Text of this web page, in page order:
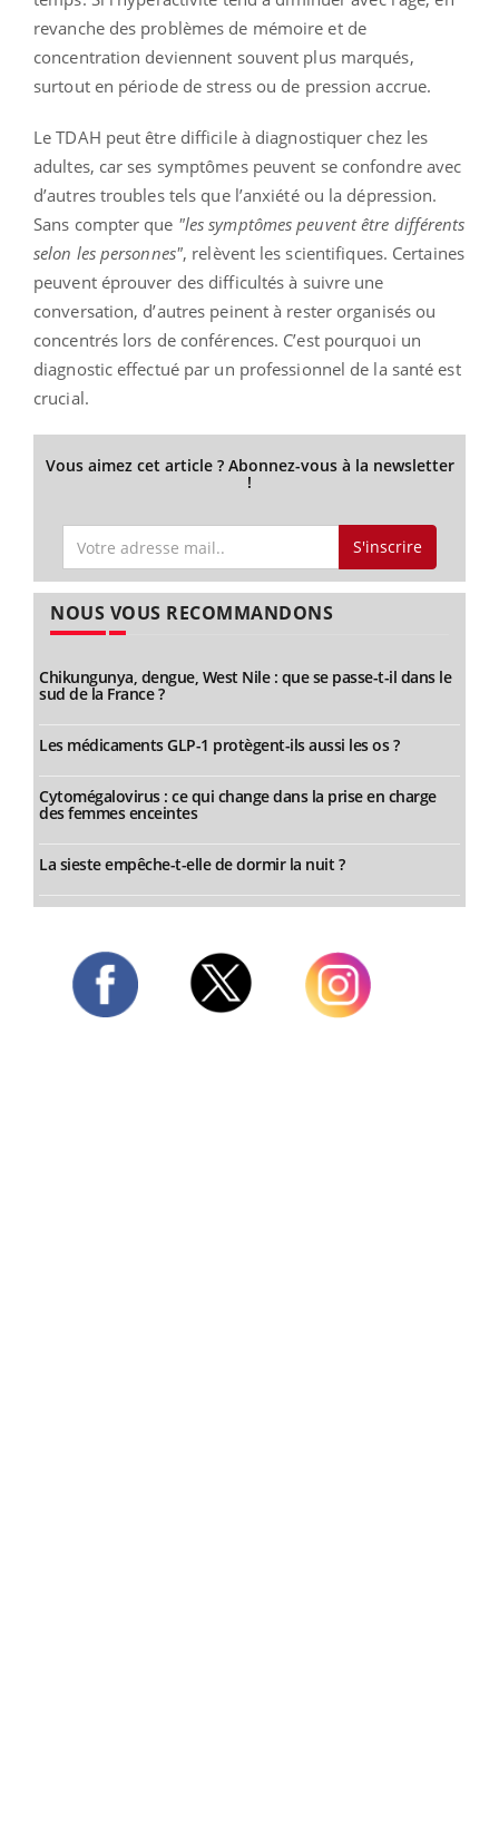
revanche des problèmes de mémoire et de
concentration deviennent souvent plus marqués,
surtout en période de stress ou de pression accrue.
Le TDAH peut être difficile à diagnostiquer chez les
adultes, car ses symptômes peuvent se confondre avec
d’autres troubles tels que l’anxiété ou la dépression.
Sans compter que "les symptômes peuvent être différents
selon les personnes", relèvent les scientifiques. Certaines
peuvent éprouver des difficultés à suivre une
conversation, d’autres peinent à rester organisés ou
concentrés lors de conférences. C’est pourquoi un
diagnostic effectué par un professionnel de la santé est
crucial.
Vous aimez cet article ? Abonnez-vous à la newsletter
!
S'inscrire
NOUS VOUS RECOMMANDONS
Chikungunya, dengue, West Nile : que se passe-t-il dans le
sud de la France ?
Les médicaments GLP-1 protègent-ils aussi les os ?
Cytomégalovirus : ce qui change dans la prise en charge
des femmes enceintes
La sieste empêche-t-elle de dormir la nuit ?